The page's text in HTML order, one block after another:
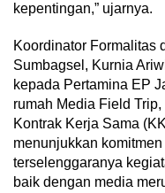
kepentingan,” ujarnya.
Koordinator Formalitas
Sumbagsel, Kurnia
kepada Pertamina EP
rumah Media Field
Kontrak Kerja Sama
menunjukkan
terselenggaranya
baik dengan media